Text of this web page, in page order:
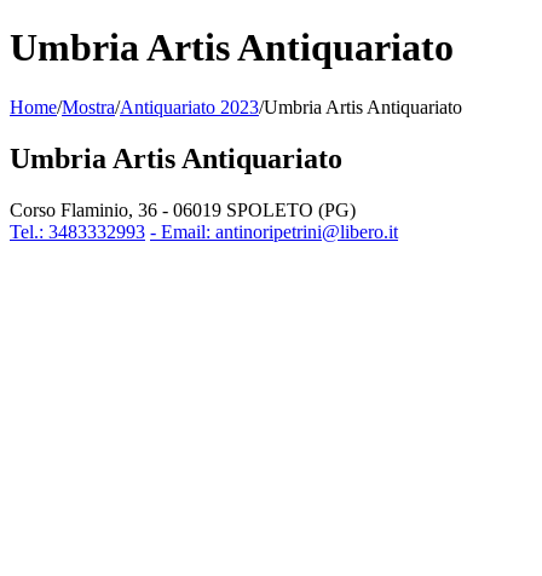
Umbria Artis Antiquariato
Home/Mostra/Antiquariato 2023/Umbria Artis Antiquariato
Umbria Artis Antiquariato
Corso Flaminio, 36 - 06019 SPOLETO (PG)
Tel.: 3483332993 - Email: antinoripetrini@libero.it